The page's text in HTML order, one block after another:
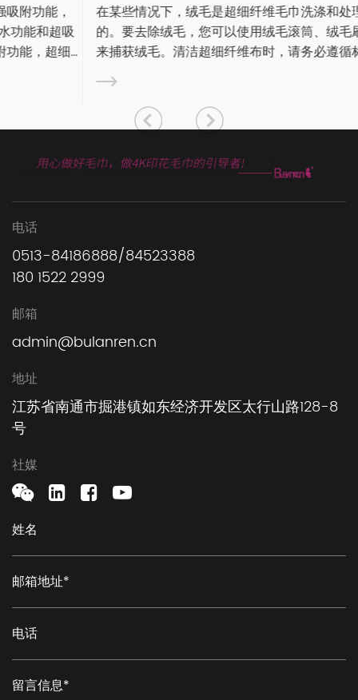
在某些情况下，绒毛是超细纤维毛巾洗涤和处理不当造成
的。要去除绒毛，您可以使用绒毛滚筒、绒毛刷或遮蔽胶带
来捕获绒毛。清洁超细纤维布时，请务必遵循标签上的保养
说明。有些布料如果是定制或个性化的，则需要特殊处理。
电话
0513-84186888/84523388
180 1522 2999
邮箱
admin@bulanren.cn
地址
江苏省南通市掘港镇如东经济开发区太行山路128-8
号
社媒